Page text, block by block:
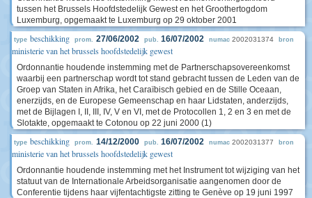
tussen het Brussels Hoofdstedelijk Gewest en het Groothertogdom
Luxemburg, opgemaakt te Luxemburg op 29 oktober 2001
type beschikking prom. 27/06/2002 pub. 16/07/2002 numac 2002031374 bron
ministerie van het brussels hoofdstedelijk gewest
Ordonnantie houdende instemming met de Partnerschapsovereenkomst
waarbij een partnerschap wordt tot stand gebracht tussen de Leden van de
Groep van Staten in Afrika, het Caraïbisch gebied en de Stille Oceaan,
enerzijds, en de Europese Gemeenschap en haar Lidstaten, anderzijds,
met de Bijlagen I, II, III, IV, V en VI, met de Protocollen 1, 2 en 3 en met de
Slotakte, opgemaakt te Cotonou op 22 juni 2000 (1)
type beschikking prom. 14/12/2000 pub. 16/07/2002 numac 2002031377 bron
ministerie van het brussels hoofdstedelijk gewest
Ordonnantie houdende instemming met het Instrument tot wijziging van het
statuut van de Internationale Arbeidsorganisatie aangenomen door de
Conferentie tijdens haar vijfentachtigste zitting te Genève op 19 juni 1997